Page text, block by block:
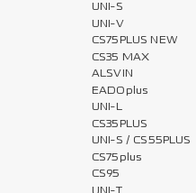
UNI-S
UNI-V
CS75PLUS NEW
CS35 MAX
ALSVIN
EADOplus
UNI-L
CS35PLUS
UNI-S / CS55PLUS
CS75plus
CS95
UNI-T